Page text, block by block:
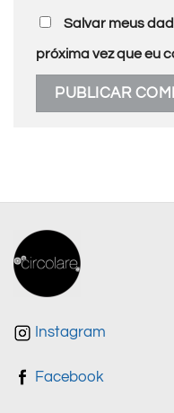
Salvar meus
próxima vez que eu
Instagram
Facebook